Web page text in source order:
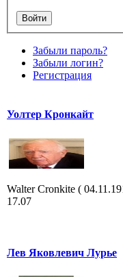
Забыли пароль?
Забыли логин?
Регистрация
Уолтер Кронкайт
Walter Cronkite (
17.07
Лев Яковлевич Лурье